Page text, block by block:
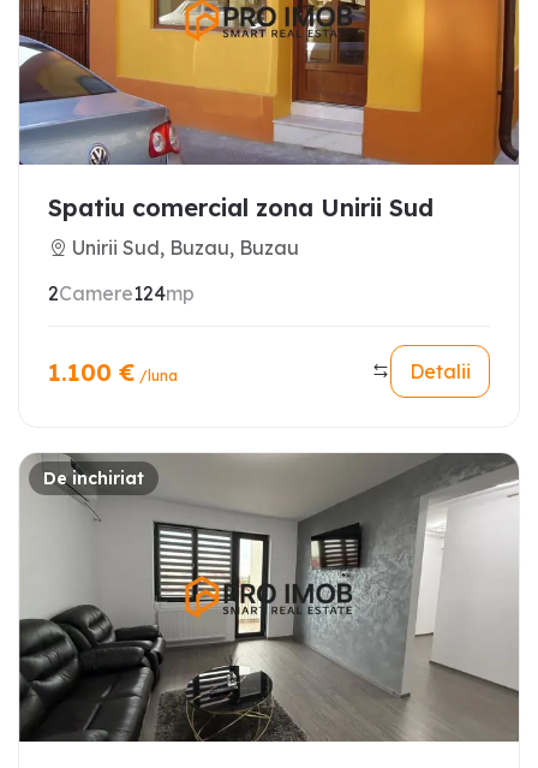
Spatiu comercial zona Unirii Sud
Unirii Sud, Buzau, Buzau
2Camere124mp
1.100 € /luna Detalii
De inchiriat